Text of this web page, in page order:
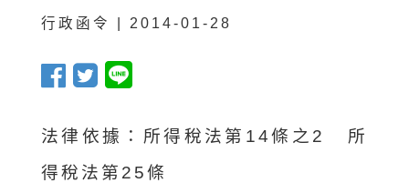
行政函令 | 2014-01-28
法律依據：所得稅法第14條之2 所
得稅法第25條